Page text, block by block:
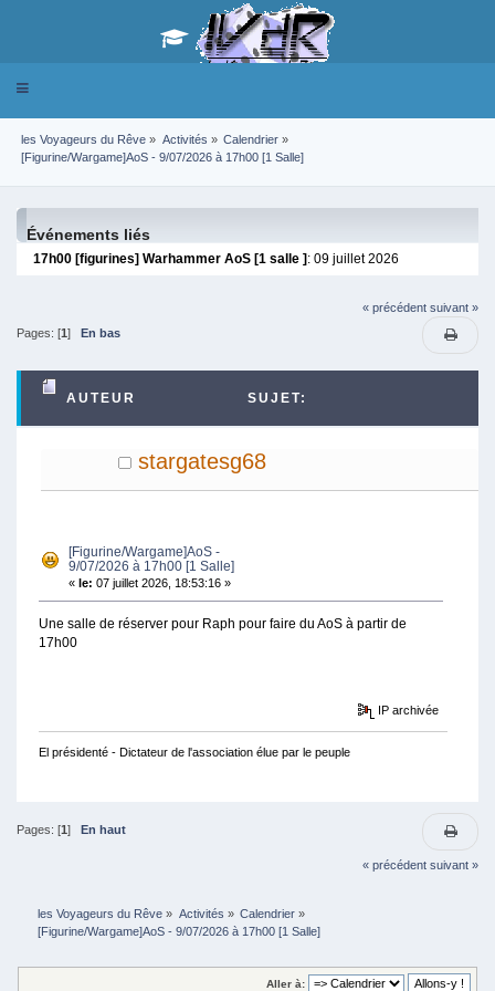
Toggle
les Voyageurs du Rêve » Activités » Calendrier»
[Figurine/Wargame]AoS - 9/07/2026 à 17h00 [1 Salle]
Événements liés
17h00 [figurines] Warhammer AoS [1 salle ] : 09 juillet 2026
« précédent suivant »
Pages: [1] En bas
AUTEUR SUJET:
[FIGURINE/WARGAME]AOS - 9/07/2026 À 17H00 [1
stargatesg68
[Figurine/Wargame]AoS -
9/07/2026 à 17h00 [1 Salle]
« le: 07 juillet 2026, 18:53:16 »
Une salle de réserver pour Raph pour faire du AoS à partir de
17h00
IP archivée
El présidenté - Dictateur de l'association élue par le peuple
Pages: [1] En haut
« précédent suivant »
les Voyageurs du Rêve » Activités » Calendrier»
[Figurine/Wargame]AoS - 9/07/2026 à 17h00 [1 Salle]
Aller à: